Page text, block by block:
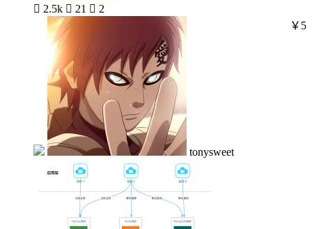
 2.5k  21  2
tonysweet
￥5